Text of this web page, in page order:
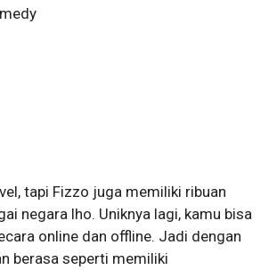
tapi Fizzo juga memiliki ribuan
negara lho. Uniknya lagi, kamu bisa
online dan offline. Jadi dengan
berasa seperti memiliki